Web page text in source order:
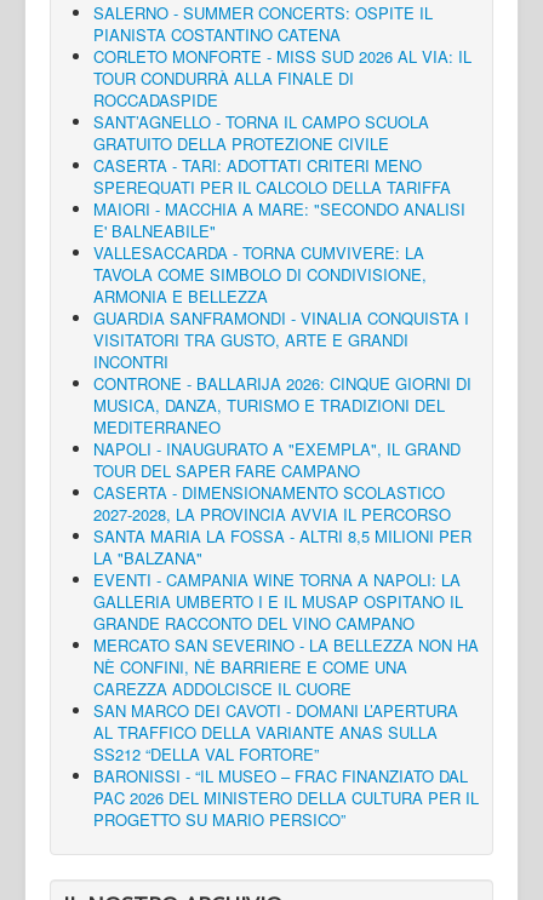
SALERNO - SUMMER CONCERTS: OSPITE IL
PIANISTA COSTANTINO CATENA
CORLETO MONFORTE - MISS SUD 2026 AL VIA: IL
TOUR CONDURRÀ ALLA FINALE DI
ROCCADASPIDE
SANT’AGNELLO - TORNA IL CAMPO SCUOLA
GRATUITO DELLA PROTEZIONE CIVILE
CASERTA - TARI: ADOTTATI CRITERI MENO
SPEREQUATI PER IL CALCOLO DELLA TARIFFA
MAIORI - MACCHIA A MARE: "SECONDO ANALISI
E' BALNEABILE"
VALLESACCARDA - TORNA CUMVIVERE: LA
TAVOLA COME SIMBOLO DI CONDIVISIONE,
ARMONIA E BELLEZZA
GUARDIA SANFRAMONDI - VINALIA CONQUISTA I
VISITATORI TRA GUSTO, ARTE E GRANDI
INCONTRI
CONTRONE - BALLARIJA 2026: CINQUE GIORNI DI
MUSICA, DANZA, TURISMO E TRADIZIONI DEL
MEDITERRANEO
NAPOLI - INAUGURATO A "EXEMPLA", IL GRAND
TOUR DEL SAPER FARE CAMPANO
CASERTA - DIMENSIONAMENTO SCOLASTICO
2027-2028, LA PROVINCIA AVVIA IL PERCORSO
SANTA MARIA LA FOSSA - ALTRI 8,5 MILIONI PER
LA "BALZANA"
EVENTI - CAMPANIA WINE TORNA A NAPOLI: LA
GALLERIA UMBERTO I E IL MUSAP OSPITANO IL
GRANDE RACCONTO DEL VINO CAMPANO
MERCATO SAN SEVERINO - LA BELLEZZA NON HA
NÈ CONFINI, NÈ BARRIERE E COME UNA
CAREZZA ADDOLCISCE IL CUORE
SAN MARCO DEI CAVOTI - DOMANI L’APERTURA
AL TRAFFICO DELLA VARIANTE ANAS SULLA
SS212 “DELLA VAL FORTORE”
BARONISSI - “IL MUSEO – FRAC FINANZIATO DAL
PAC 2026 DEL MINISTERO DELLA CULTURA PER IL
PROGETTO SU MARIO PERSICO”